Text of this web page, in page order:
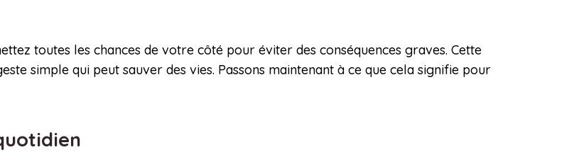
toutes les chances de votre côté pour éviter des conséquences graves. Cette
simple qui peut sauver des vies. Passons maintenant à ce que cela signifie pour